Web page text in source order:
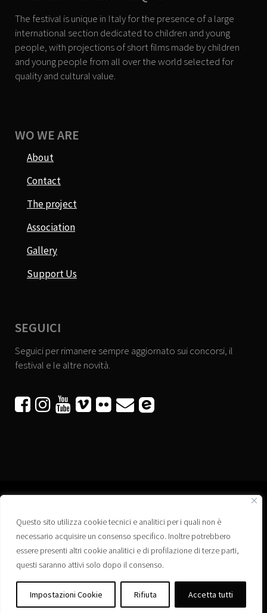
Questo sito utilizza cookie tecnici e analitici per i quali non è
necessario acquisire un consenso specifico. Inoltre potrebbero
essere presenti altri cookie analitici e di profilazione di terze parti,
questi saranno attivi solo dopo il consenso.
Impostazioni Cookie Rifiuta Accetta tutti
The festival is unique in Italy for the presence of a large
international section dedicated to children and young
people, with projections of short films made by children
and young people from all over the world selected for
quality and cultural value.
WO WE ARE
About
Contact
The project
Association
Gallery
Support Us
SEGUICI
Seguici per rimanere sempre aggiornato sui concorsi, il
festival e le altre novità.
     
Associazione “Corti a Ponte” APS
Via Wagner, 42 - 35020 Ponte San Nicolò (PD)
C.F. 92223660280
Privacy policy
Registro delle Associazioni di Promozione Sociale – Regione Veneto –
Iscrizione n. PS/PD0364